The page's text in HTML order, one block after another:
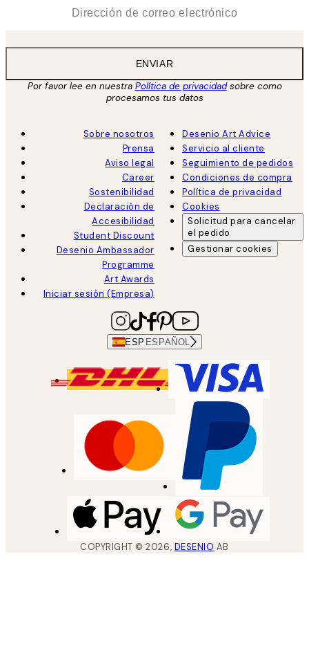
ENVIAR
Por favor lee en nuestra Política de privacidadsobre como
procesamos tus datos
Sobre nosotros
Prensa
Aviso legal
Career
Sostenibilidad
Declaración de
Accesibilidad
Student Discount
Desenio Ambassador
Programme
Art Awards
Iniciar sesión (Empresa)
Desenio Art Advice
Servicio al cliente
Seguimiento de pedidos
Condiciones de compra
Política de privacidad
Cookies
Solicitud para cancelar
el pedido
Gestionar cookies
ESP ESPAÑOL
COPYRIGHT ©2026, DESENIO AB